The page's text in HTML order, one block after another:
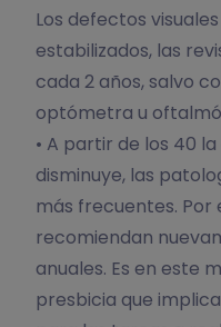
Los defectos
estabilizados, las
cada 2 años, salvo
optómetra u
• A partir de los 40
disminuye, las
más frecuentes. Por
recomiendan
anuales. Es en este
presbicia que